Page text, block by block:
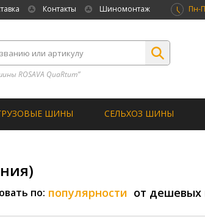
Контакты Шиномонтаж Пн-
ROSAVA QuaRtum”
ШИНЫ СЕЛЬХОЗ ШИНЫ
по: популярности от дешевых